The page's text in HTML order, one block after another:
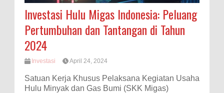
Investasi Hulu Migas Indonesia: Peluang
Pertumbuhan dan Tantangan di Tahun
2024
Investasi April 24, 2024
Satuan Kerja Khusus Pelaksana Kegiatan Usaha
Hulu Minyak dan Gas Bumi (SKK Migas)